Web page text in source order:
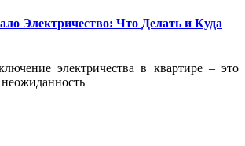
Электричество: Что Делать и Куда
электричества в квартире – это
неожиданность